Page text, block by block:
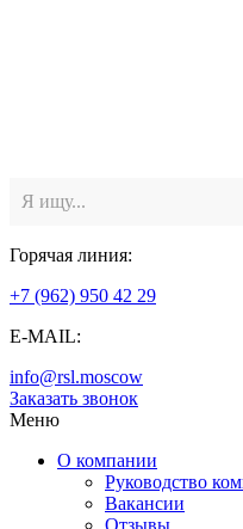
Горячая линия:
+7 (962) 950 42 29
E-MAIL:
info@rsl.moscow
Заказать звонок
Меню
О компании
Руководство
Вакансии
Отзывы